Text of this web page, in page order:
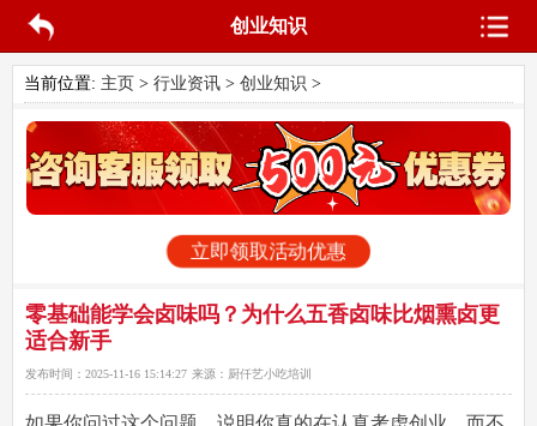
创业知识
当前位置: 主页 > 行业资讯> 创业知识 >
立即领取活动优惠
零基础能学会卤味吗？为什么五香卤味比烟熏卤更
适合新手
发布时间： 2025-11-16 15:14:27 来源： 厨仟艺小吃培训